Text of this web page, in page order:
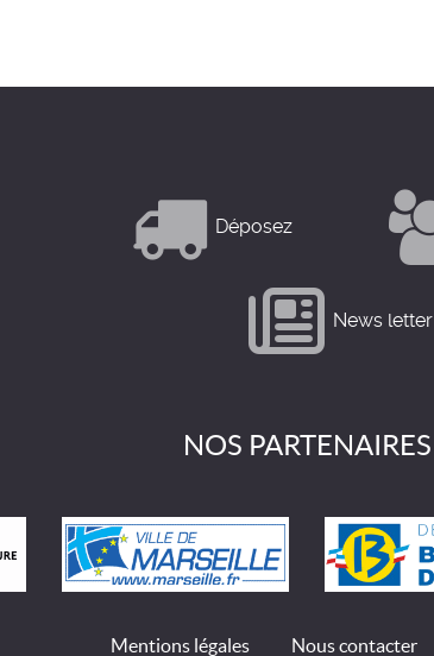
Déposez
News letter
NOS PARTENAIRES
Mentions légales Nous contacter